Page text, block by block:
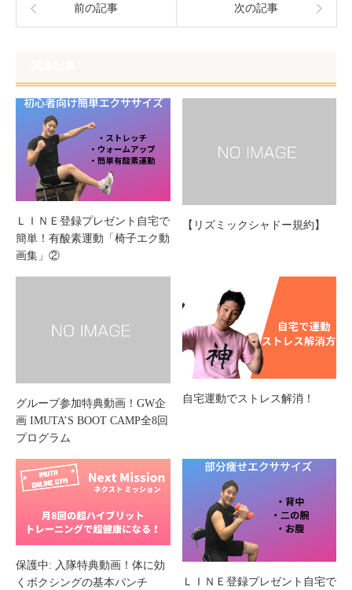
す)
い
ウ
ィ
き
す)
前の記事 次の記事
ＬＩＮＥ登録プレゼント自宅で
簡単！有酸素運動「椅子エク動
画集」②
【リズミックシャドー規約】
グループ参加特典動画！GW企
画 IMUTA’S BOOT CAMP全8回
プログラム
自宅運動でストレス解消！
保護中: 入隊特典動画！体に効
くボクシングの基本パンチ
ＬＩＮＥ登録プレゼント自宅で